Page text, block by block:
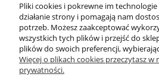
wyślij
Pomoc
Pliki cookies i pokrewne im
działanie strony i pomagają nam
potrzeb. Możesz zaakceptować
wszystkich tych plików i przejść do
plików do swoich preferencji,
Więcej o plikach cookies przeczytasz w
prywatności.